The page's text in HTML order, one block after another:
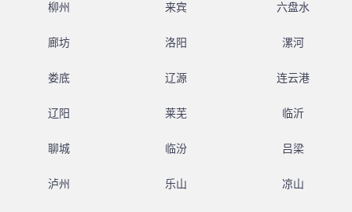
柳州 来宾 六盘水
廊坊 洛阳 漯河
娄底 辽源 连云港
辽阳 莱芜 临沂
聊城 临汾 吕梁
泸州 乐山 凉山